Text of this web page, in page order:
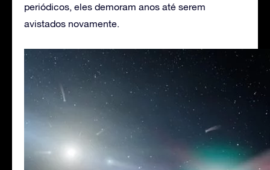
periódicos, eles demoram anos até serem
avistados novamente.